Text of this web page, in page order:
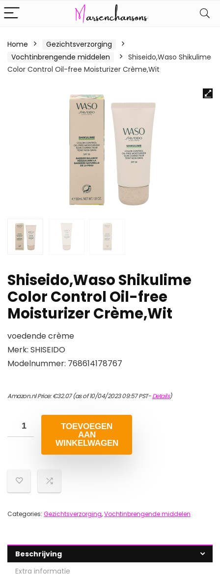
Home
Gezichtsverzorging
Vochtinbrengende middelen
Shiseido,Waso Shikulime
Color Control Oil-free Moisturizer Crème,Wit
Shiseido,Waso Shikulime
Color Control Oil-free
Moisturizer Crème,Wit
voedende crème
Merk: SHISEIDO
Modelnummer: 768614178767
Amazon.nl Price:€32.07(as of 10/04/2023 09:57 PST-Details)
TOEVOEGEN
AAN
WINKELWAGEN
Categories: Gezichtsverzorging,Vochtinbrengende middelen
Beschrijving
Extra informatie